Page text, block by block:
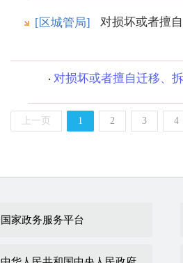
[区城管局] 对损坏或者擅
对损坏或者擅自迁移、
上一页 1 2 3 4
国家政务服务平台